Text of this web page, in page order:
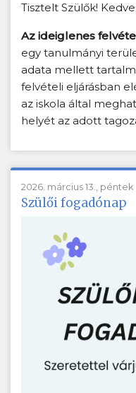
Tisztelt Szülők!
Az ideiglenes
egy tanulmányi
adata mellett
felvételi eljárásban
az iskola által
helyét az adott
2026. március 13., péntek
Szülői fogadónap